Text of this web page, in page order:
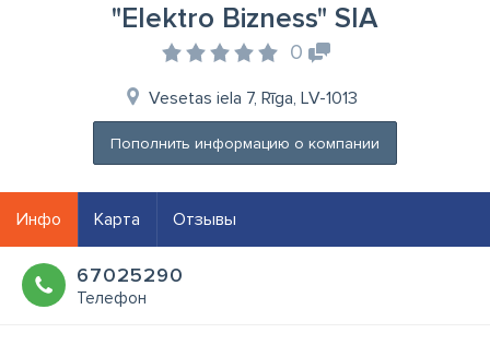
"Elektro Bizness" SIA
0
Vesetas iela 7, Rīga, LV-1013
Пополнить информацию о компании
Инфо Карта Отзывы
67025290
Телефон